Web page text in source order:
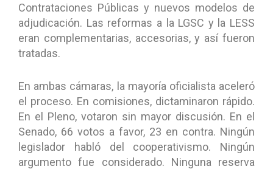
Contrataciones Públicas y nuevos modelos de
adjudicación. Las reformas a la LGSC y la LESS
eran complementarias, accesorias, y así fueron
tratadas.
En ambas cámaras, la mayoría oficialista aceleró
el proceso. En comisiones, dictaminaron rápido.
En el Pleno, votaron sin mayor discusión. En el
Senado, 66 votos a favor, 23 en contra. Ningún
legislador habló del cooperativismo. Ningún
argumento fue considerado. Ninguna reserva